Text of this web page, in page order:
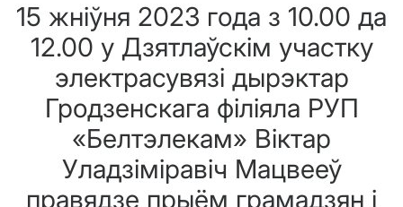
15 жніўня 2023 года з 10.00 да
12.00 у Дзятлаўскім участку
электрасувязі дырэктар
Гродзенскага філіяла РУП
«Белтэлекам» Віктар
Уладзіміравіч Мацвееў
правядзе прыём грамадзян і